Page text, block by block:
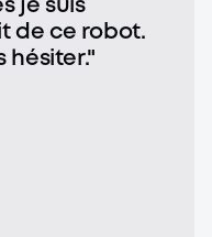
je suis
de ce robot.
hésiter."